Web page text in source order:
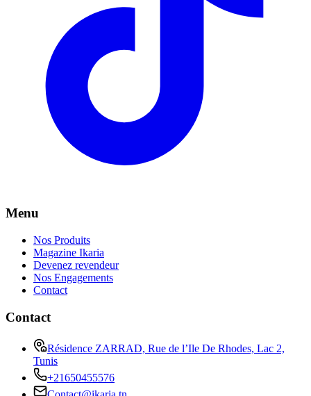
Menu
Nos Produits
Magazine Ikaria
Devenez revendeur
Nos Engagements
Contact
Contact
Résidence ZARRAD, Rue de l’Ile De Rhodes, Lac 2,
Tunis
+21650455576